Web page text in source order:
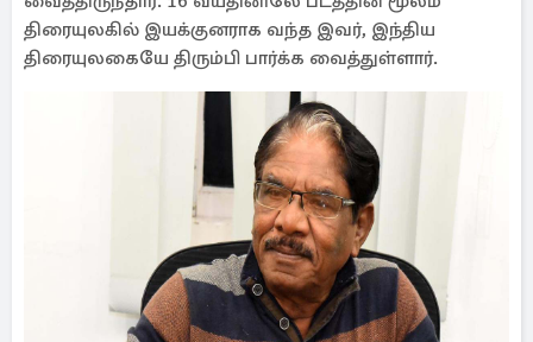
திரையுலகில் இயக்குனராக வந்த இவர், இந்திய
திரையுலகையே திரும்பி பார்க்க வைத்துள்ளார்.